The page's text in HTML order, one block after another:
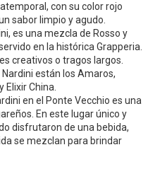
con su color rojo
sabor limpio y agudo.
es una mezcla de Rosso y
en la histórica Grapperia.
creativos o tragos largos.
están los Amaros,
China.
en el Ponte Vecchio es una
En este lugar único y
disfrutaron de una bebida,
se mezclan para brindar